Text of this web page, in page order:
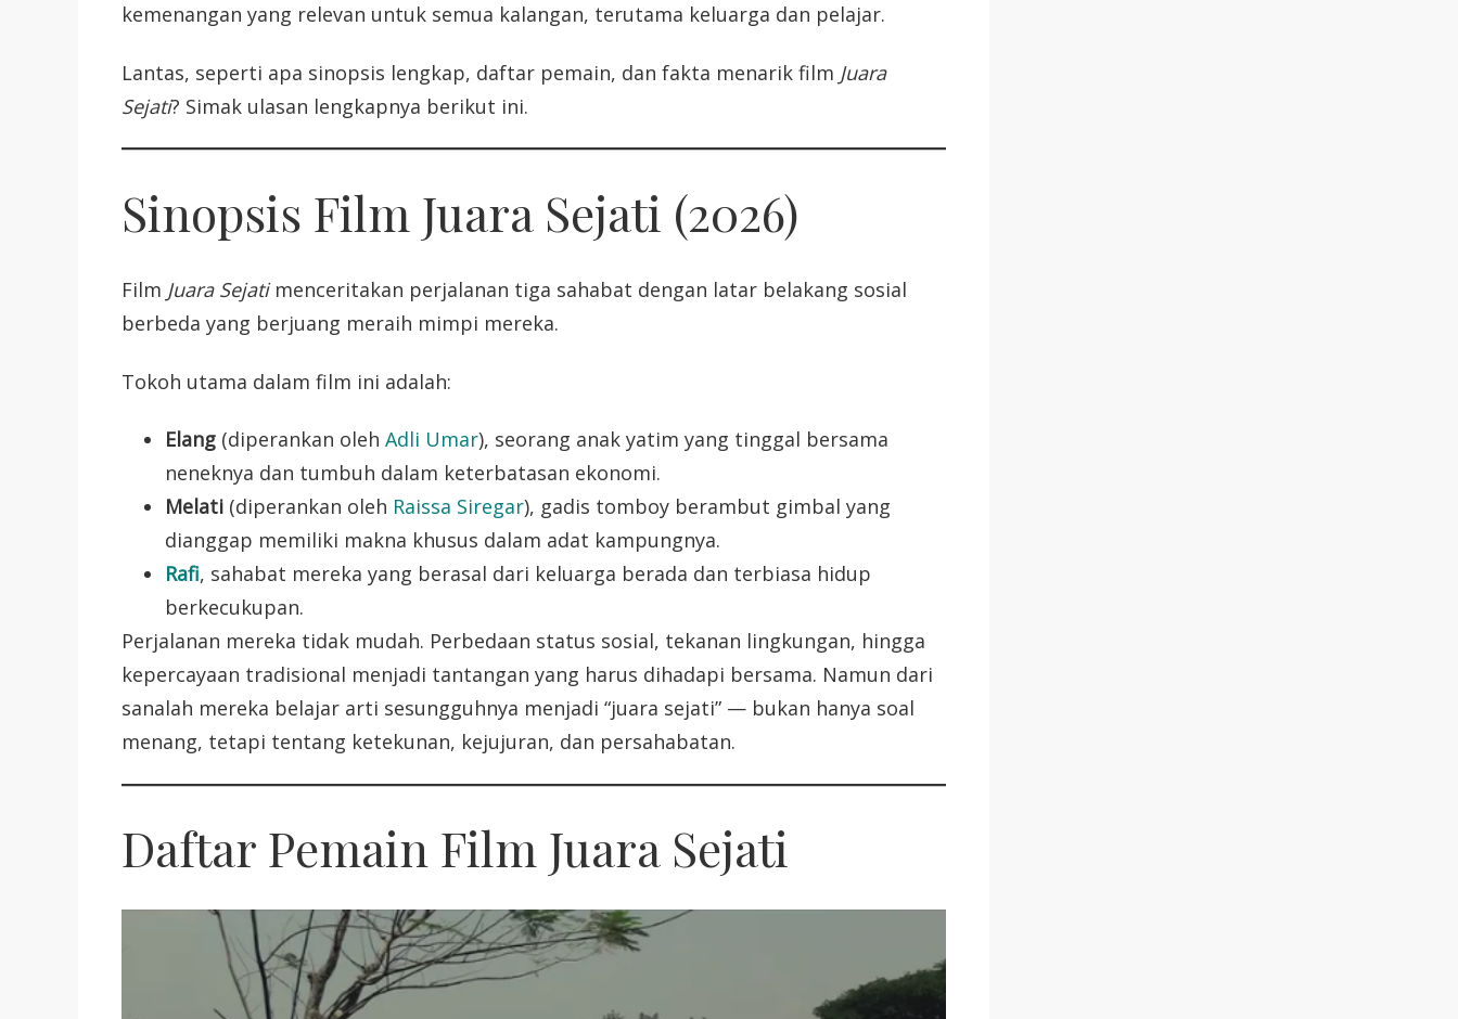
kemenangan yang relevan untuk semua kalangan, terutama keluarga dan pelajar.
Lantas, seperti apa sinopsis lengkap, daftar pemain, dan fakta menarik film Juara
Sejati? Simak ulasan lengkapnya berikut ini.
Sinopsis Film Juara Sejati (2026)
Film Juara Sejatimenceritakan perjalanan tiga sahabat dengan latar belakang sosial
berbeda yang berjuang meraih mimpi mereka.
Tokoh utama dalam film ini adalah:
Elang (diperankan oleh Adli Umar), seorang anak yatim yang tinggal bersama
neneknya dan tumbuh dalam keterbatasan ekonomi.
Melati (diperankan oleh Raissa Siregar), gadis tomboy berambut gimbal yang
dianggap memiliki makna khusus dalam adat kampungnya.
Rafi, sahabat mereka yang berasal dari keluarga berada dan terbiasa hidup
berkecukupan.
Perjalanan mereka tidak mudah. Perbedaan status sosial, tekanan lingkungan, hingga
kepercayaan tradisional menjadi tantangan yang harus dihadapi bersama. Namun dari
sanalah mereka belajar arti sesungguhnya menjadi “juara sejati” — bukan hanya soal
menang, tetapi tentang ketekunan, kejujuran, dan persahabatan.
Daftar Pemain Film Juara Sejati